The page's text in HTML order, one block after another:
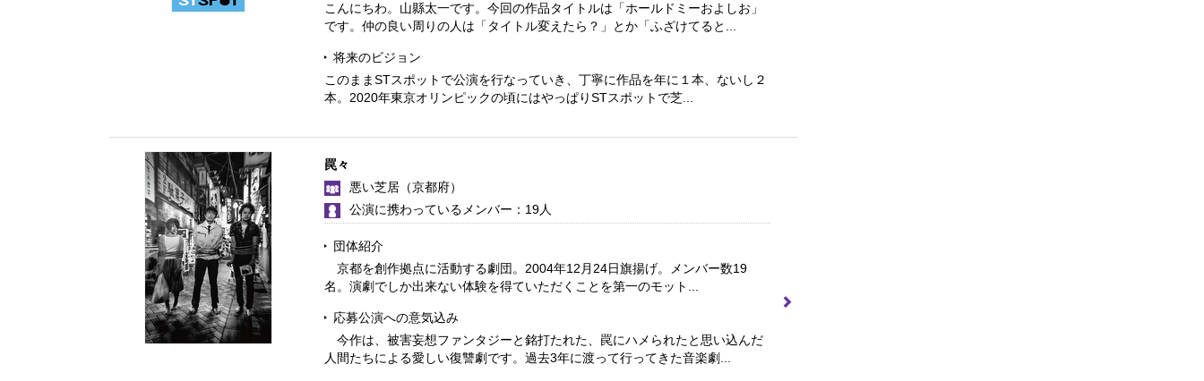
こんにちわ。山縣太一です。今回の作品タイトルは「ホールドミーおよしお」
です。仲の良い周りの人は「タイトル変えたら？」とか「ふざけてると...
将来のビジョン
このままSTスポットで公演を行なっていき、丁寧に作品を年に１本、ないし２
本。2020年東京オリンピックの頃にはやっぱりSTスポットで芝...
罠々
悪い芝居 （京都府）
公演に携わっているメンバー：19人
団体紹介
京都を創作拠点に活動する劇団。2004年12月24日旗揚げ。メンバー数19
名。演劇でしか出来ない体験を得ていただくことを第一のモット...
応募公演への意気込み
今作は、被害妄想ファンタジーと銘打たれた、罠にハメられたと思い込んだ
人間たちによる愛しい復讐劇です。過去3年に渡って行ってきた音楽劇...